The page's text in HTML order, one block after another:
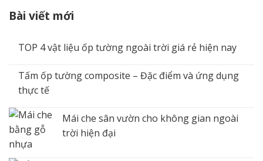
Bài viết mới
TOP 4 vật liệu ốp tường ngoài trời giá rẻ hiện nay
Tấm ốp tường composite – Đặc điểm và ứng dụng
thực tế
Mái che sân vườn cho không gian ngoài
trời hiện đại